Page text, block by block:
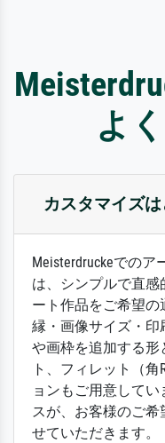
よ
カスタマイズ
Meisterdruckeでの
は、シンプルで直
ート作品をご希望
縁・画像サイズ・印
や画枠を追加する形
ト、フィレット（
ョンもご用意して
スが、お客様のご
せていただきます。